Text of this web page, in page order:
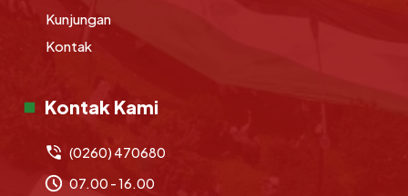
Kunjungan
Kontak
Kontak Kami
(0260) 470680
07.00 - 16.00